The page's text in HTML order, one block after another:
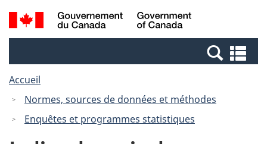
Passer
au
Passer
à
Canada
Recherche
et
et
Accueil
Normes, sources de données et méthodes
Enquêtes et programmes statistiques